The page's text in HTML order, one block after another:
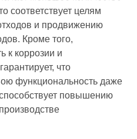
соответствует целям
и продвижению
Кроме того,
к коррозии и
что
функциональность даже
повышению